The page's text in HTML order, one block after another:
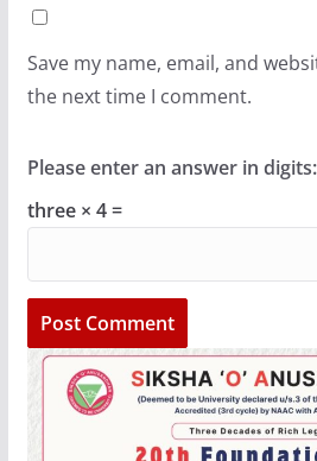
Save my name, email, and
the next time I comment.
Please enter an answer in digits:
three × 4 =